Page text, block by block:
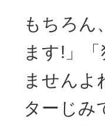
もちろん
ます!」
ませんよ
ターじみ